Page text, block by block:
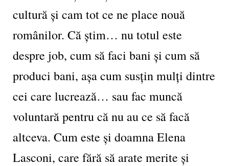
cultură și cam tot ce ne place nouă
românilor. Că știm… nu totul este
despre job, cum să faci bani și cum să
produci bani, așa cum susțin mulți dintre
cei care lucrează… sau fac muncă
voluntară pentru că nu au ce să facă
altceva. Cum este și doamna Elena
Lasconi, care fără să arate merite și